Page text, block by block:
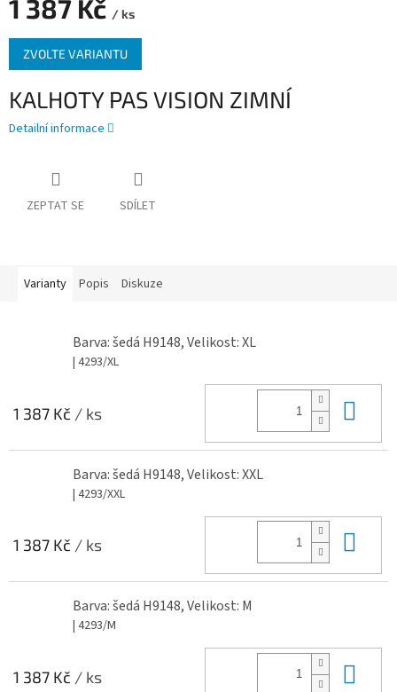
1 387 Kč / ks
Měrná
cena:
ZVOLTE VARIANTU
KALHOTY PAS VISION ZIMNÍ
Detailní informace
ZEPTAT SE SDÍLET
Varianty Popis Diskuze
Barva: šedá H9148, Velikost: XL
| 4293/XL
1 387 Kč / ks
Barva: šedá H9148, Velikost: XXL
| 4293/XXL
1 387 Kč / ks
Barva: šedá H9148, Velikost: M
| 4293/M
1 387 Kč / ks